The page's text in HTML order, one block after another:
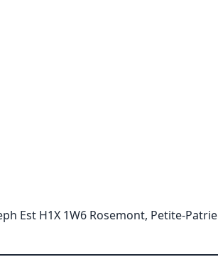
Est H1X 1W6 Rosemont, Petite-Patrie